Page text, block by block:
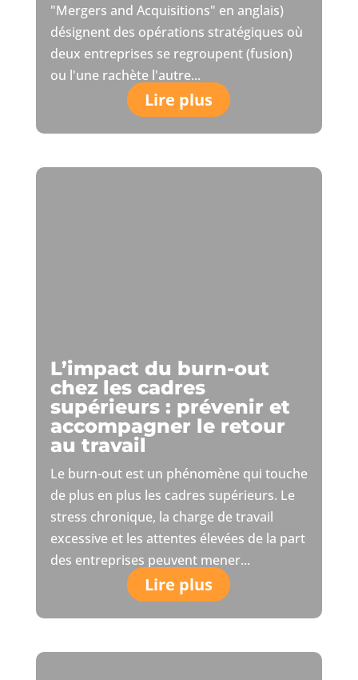
"Mergers and Acquisitions" en anglais)
désignent des opérations stratégiques où
deux entreprises se regroupent (fusion)
ou l'une rachète l'autre...
Lire plus
L’impact du burn-out
chez les cadres
supérieurs : prévenir et
accompagner le retour
au travail
Le burn-out est un phénomène qui touche
de plus en plus les cadres supérieurs. Le
stress chronique, la charge de travail
excessive et les attentes élevées de la part
des entreprises peuvent mener...
Lire plus